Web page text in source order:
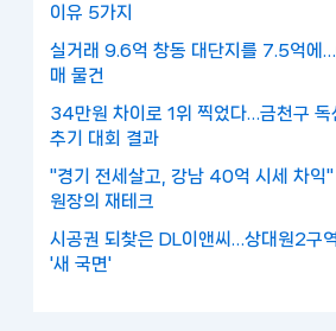
이유 5가지
실거래 9.6억 창동 대단지를 7.5억에
매 물건
34만원 차이로 1위 찍었다…금천구 독
추기 대회 결과
"경기 전세살고, 강남 40억 시세 차익"
원장의 재테크
시공권 되찾은 DL이앤씨…상대원2구
'새 국면'